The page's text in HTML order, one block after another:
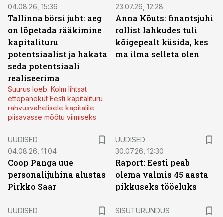
04.08.26, 15:36
Tallinna börsi juht: aeg
on lõpetada rääkimine
kapitalituru
potentsiaalist ja hakata
seda potentsiaali
realiseerima
Suurus loeb. Kolm lihtsat
ettepanekut Eesti kapitalituru
rahvusvahelisele kapitalile
piisavasse mõõtu viimiseks
23.07.26, 12:28
Anna Kõuts: finantsjuhi
rollist lahkudes tuli
kõigepealt küsida, kes
ma ilma selleta olen
UUDISED
04.08.26, 11:04
Coop Panga uue
personalijuhina alustas
Pirkko Saar
UUDISED
30.07.26, 12:30
Raport: Eesti peab
olema valmis 45 aasta
pikkuseks tööeluks
UUDISED
SISUTURUNDUS